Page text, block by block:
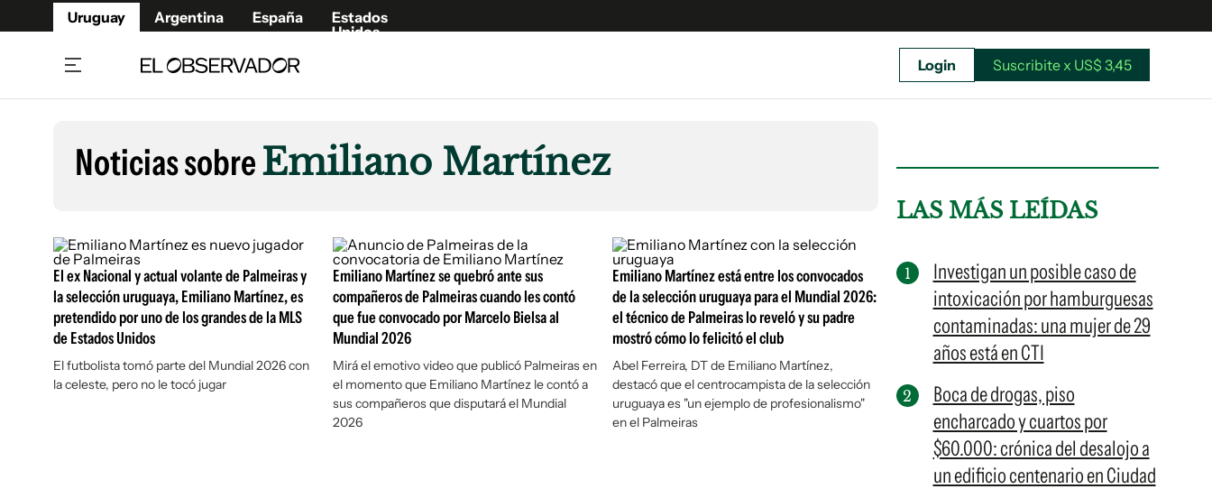
Uruguay Argentina España
Estados
Unidos
Beneficios Member
Café y Negocios
Economía y Empresas
Agro
Brand Studio
Mundo
Cultura y Espectáculos
Fúnebres
Publicaciones
Newsletters
Argentina
España
Estados Unidos
Suscribite x US$ 3,45
Login Suscribite x US$ 3,45
Noticias sobreEmiliano Martínez
El ex Nacional y actual volante de Palmeiras y
la selección uruguaya, Emiliano Martínez, es
pretendido por uno de los grandes de la MLS
de Estados Unidos
El futbolista tomó parte del Mundial 2026 con
la celeste, pero no le tocó jugar
Emiliano Martínez se quebró ante sus
compañeros de Palmeiras cuando les contó
que fue convocado por Marcelo Bielsa al
Mundial 2026
Mirá el emotivo video que publicó Palmeiras en
el momento que Emiliano Martínez le contó a
sus compañeros que disputará el Mundial
2026
Emiliano Martínez está entre los convocados
de la selección uruguaya para el Mundial 2026:
el técnico de Palmeiras lo reveló y su padre
mostró cómo lo felicitó el club
Abel Ferreira, DT de Emiliano Martínez,
destacó que el centrocampista de la selección
uruguaya es "un ejemplo de profesionalismo"
en el Palmeiras
LAS MÁS LEÍDAS
Investigan un posible caso de
intoxicación por hamburguesas
contaminadas: una mujer de 29
años está en CTI
Boca de drogas, piso
encharcado y cuartos por
$60.000: crónica del desalojo a
un edificio centenario en Ciudad